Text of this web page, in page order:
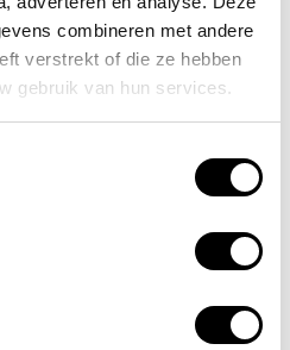
combineren met andere
verstrekt of die ze hebben
gebruik van hun services.
Gele hesjes 25-pack